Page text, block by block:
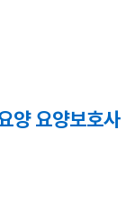
양 요양보호사